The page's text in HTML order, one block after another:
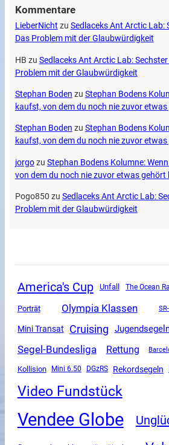
Kommentare
LieberNicht zu Sedlaceks Ant Arctic Lab:
Das Problem mit der Glaubwürdigkeit
HB zu Sedlaceks Ant Arctic Lab:
Problem mit der Glaubwürdigkeit
Stephan Boden zu Stephan Bodens
kaufst, von dem du noch nie zuvor
Stephan Boden zu Stephan Bodens
kaufst, von dem du noch nie zuvor
jorgozu Stephan Bodens Kolumne:
von dem du noch nie zuvor etwas gehört
Pogo850 zu Sedlaceks Ant Arctic Lab:
Problem mit der Glaubwürdigkeit
America's Cup Unfall The Ocean
Porträt Olympia Klassen
Mini Transat Cruising
Segel-Bundesliga Rettung
Kollision Mini 6.50 DGzRS Rekordsegeln
Video Fundstück
Vendee Globe